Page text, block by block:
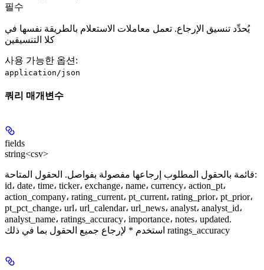
필수
يُحدِّد تنسيق الإرجاع. تعمل معاملات الاستعلام بالطريقة نفسها في
كلا التنسيقين
사용 가능한 옵션 :
application/json
쿼리 매개변수
fields
string<csv>
قائمة بالحقول المطلوب إرجاعها مفصولة بفواصل. الحقول المتاحة:
id، date، time، ticker، exchange، name، currency، action_pt،
action_company، rating_current، pt_current، rating_prior، pt_prior،
pt_pct_change، url، url_calendar، url_news، analyst، analyst_id،
analyst_name، ratings_accuracy، importance، notes، updated.
استخدم * لإرجاع جميع الحقول بما في ذلك ratings_accuracy